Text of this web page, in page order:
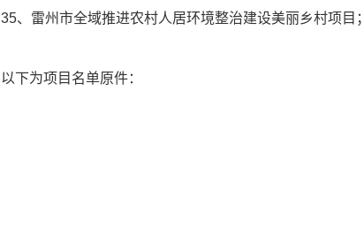
35、雷州市全域推进农村人居环境整治建设美丽乡村项目；
以下为项目名单原件：